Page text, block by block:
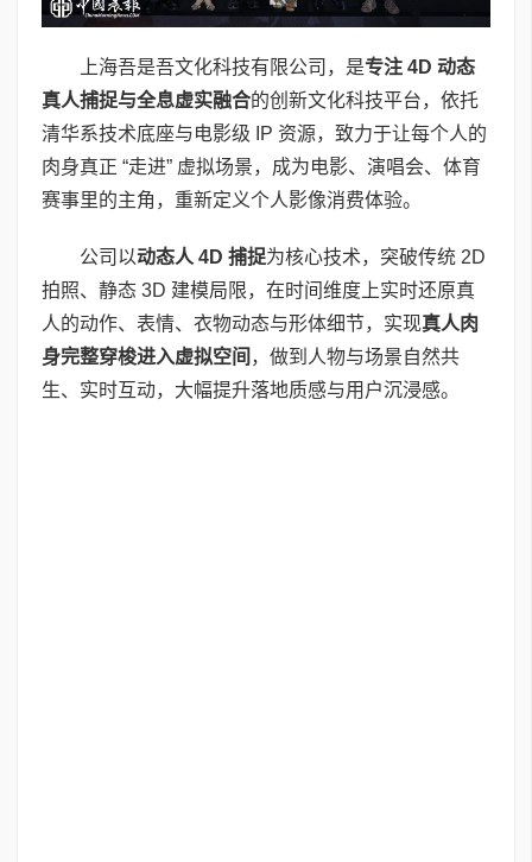
上海吾是吾文化科技有限公司，是专注 4D 动态
真人捕捉与全息虚实融合的创新文化科技平台，依托
清华系技术底座与电影级 IP 资源，致力于让每个人的
肉身真正 “走进” 虚拟场景，成为电影、演唱会、体育
赛事里的主角，重新定义个人影像消费体验。
公司以动态人 4D 捕捉为核心技术，突破传统 2D
拍照、静态 3D 建模局限，在时间维度上实时还原真
人的动作、表情、衣物动态与形体细节，实现真人肉
身完整穿梭进入虚拟空间 ，做到人物与场景自然共
生、实时互动，大幅提升落地质感与用户沉浸感。